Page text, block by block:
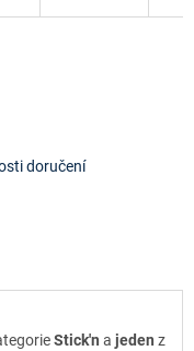
doručení
Stick'n a jeden z